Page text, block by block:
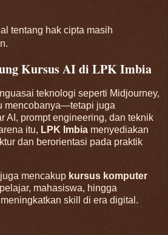
tentang hak cipta masih
Kursus AI di LPK Imbia
teknologi seperti Midjourney,
mencobanya—tetapi juga
AI, prompt engineering, dan teknik
itu, LPK Imbia menyediakan
dan berorientasi pada praktik
mencakup kursus komputer
mahasiswa, hingga
skill di era digital.